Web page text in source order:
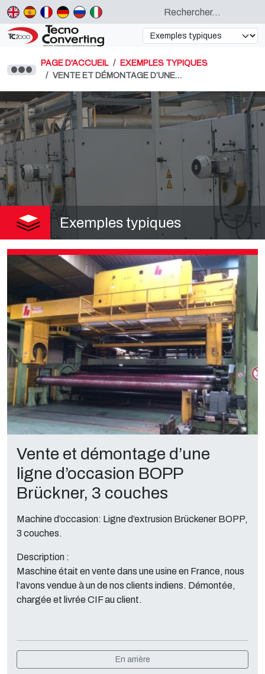
PAGE D'ACCUEIL
EXEMPLES TYPIQUES
VENTE ET DÉMONTAGE D’UNE…
Exemples typiques
Vente et démontage d’une
ligne d’occasion BOPP
Brückner, 3 couches
Machine d’occasion: Ligne d’extrusion Brückener BOPP,
3 couches.
Description :
Maschine était en vente dans une usine en France, nous
l’avons vendue à un de nos clients indiens. Démontée,
chargée et livrée CIF au client.
En arrière